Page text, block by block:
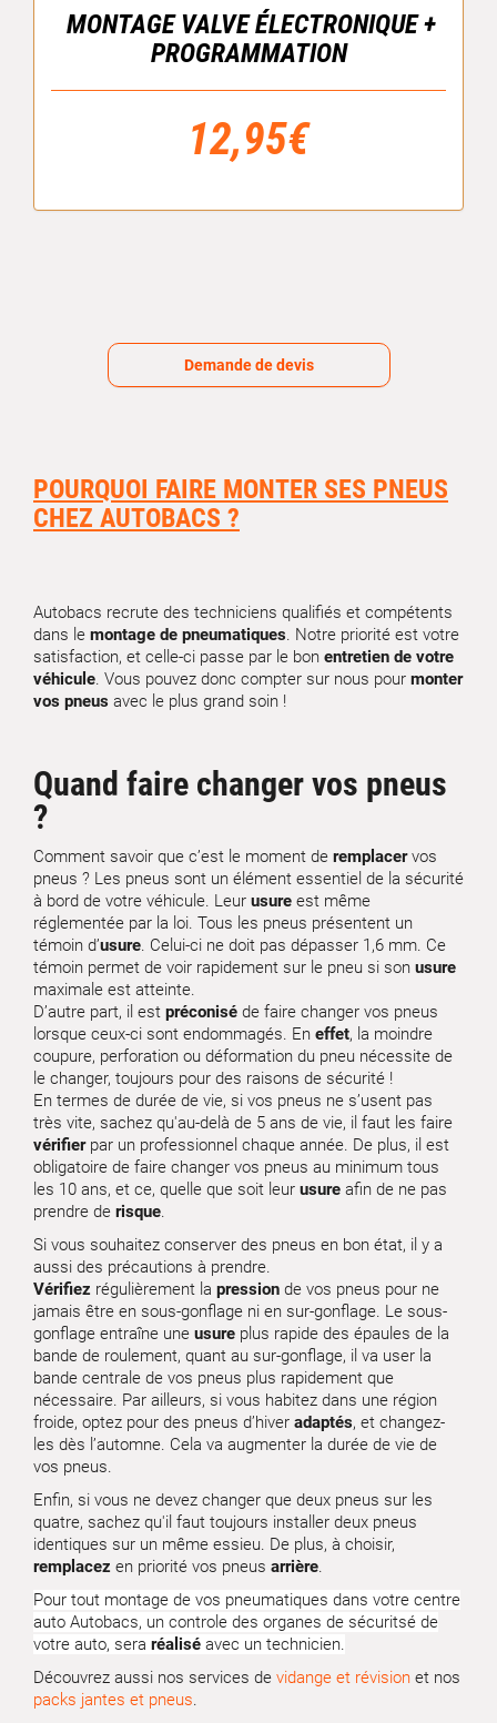
MONTAGE VALVE ÉLECTRONIQUE +
PROGRAMMATION
12,95€
Demande de devis
POURQUOI FAIRE MONTER SES PNEUS
CHEZ AUTOBACS ?
Autobacs recrute des techniciens qualifiés et compétents
dans le montage de pneumatiques . Notre priorité est votre
satisfaction, et celle-ci passe par le bon entretien de votre
véhicule . Vous pouvez donc compter sur nous pour monter
vos pneus avec le plus grand soin !
Quand faire changer vos pneus
?
Comment savoir que c’est le moment de remplacervos
pneus ? Les pneus sont un élément essentiel de la sécurité
à bord de votre véhicule. Leur usure est même
réglementée par la loi. Tous les pneus présentent un
témoin d’usure . Celui-ci ne doit pas dépasser 1,6 mm. Ce
témoin permet de voir rapidement sur le pneu si son usure
maximale est atteinte.
D’autre part, il est préconisé de faire changer vos pneus
lorsque ceux-ci sont endommagés. En effet, la moindre
coupure, perforation ou déformation du pneu nécessite de
le changer, toujours pour des raisons de sécurité !
En termes de durée de vie, si vos pneus ne s’usent pas
très vite, sachez qu'au-delà de 5 ans de vie, il faut les faire
vérifierpar un professionnel chaque année. De plus, il est
obligatoire de faire changer vos pneus au minimum tous
les 10 ans, et ce, quelle que soit leur usure afin de ne pas
prendre de risque
Si vous souhaitez conserver des pneus en bon état, il y a
aussi des précautions à prendre.
Vérifiez régulièrement la pression de vos pneus pour ne
jamais être en sous-gonflage ni en sur-gonflage. Le sous-
gonflage entraîne une usure plus rapide des épaules de la
bande de roulement, quant au sur-gonflage, il va user la
bande centrale de vos pneus plus rapidement que
nécessaire. Par ailleurs, si vous habitez dans une région
froide, optez pour des pneus d’hiver adaptés, et changez-
les dès l’automne. Cela va augmenter la durée de vie de
vos pneus.
Enfin, si vous ne devez changer que deux pneus sur les
quatre, sachez qu'il faut toujours installer deux pneus
identiques sur un même essieu. De plus, à choisir,
remplacez en priorité vos pneus arrière
Pour tout montage de vos pneumatiques dans votre centre
auto Autobacs, un controle des organes de sécuritsé de
votre auto, sera réalisé avec un technicien.
Découvrez aussi nos services de vidange et révision et nos
packs jantes et pneus